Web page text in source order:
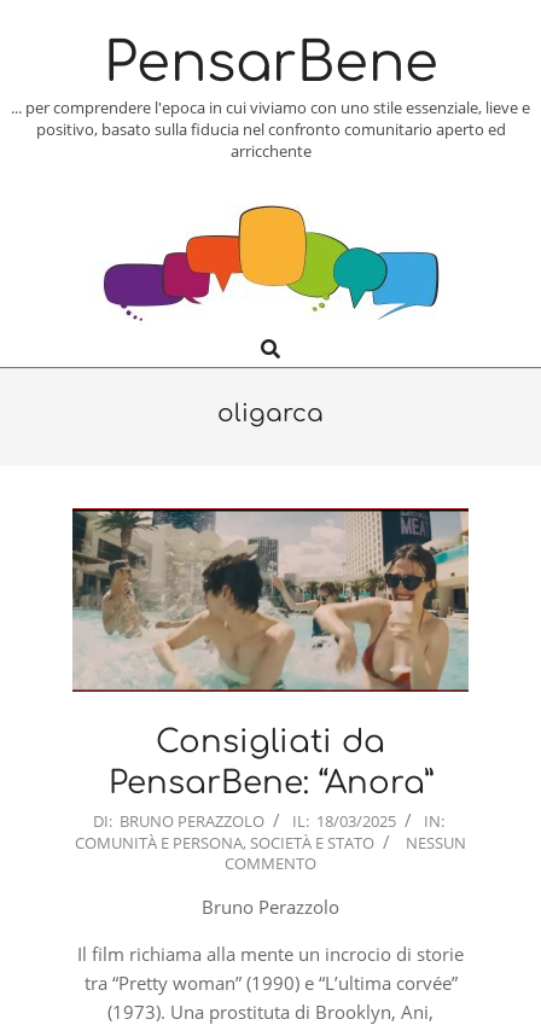
PensarBene
... per comprendere l'epoca in cui viviamo con uno stile essenziale, lieve e
positivo, basato sulla fiducia nel confronto comunitario aperto ed
arricchente
Navigation
Search
oligarca
Consigliati da
PensarBene: “Anora”
2025-
03-
DI: BRUNO PERAZZOLO IL: 18/03/2025
IN:
COMUNITÀ E PERSONA, SOCIETÀ E STATO
NESSUN
COMMENTO
Bruno Perazzolo
Il film richiama alla mente un incrocio di storie
tra “Pretty woman” (1990) e “L’ultima corvée”
(1973). Una prostituta di Brooklyn, Ani,